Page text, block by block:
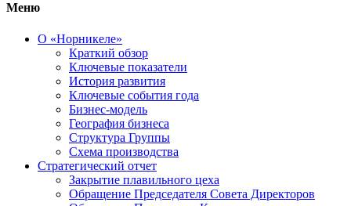
Меню
О «Норникеле»
Краткий обзор
Ключевые показатели
История развития
Ключевые события года
Бизнес-модель
География бизнеса
Структура Группы
Схема производства
Стратегический отчет
Закрытие плавильного цеха
Обращение Председателя Совета Директоров